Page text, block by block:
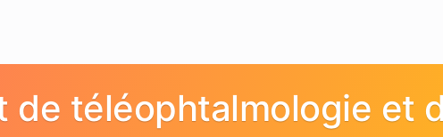
de téléophtalmologie et